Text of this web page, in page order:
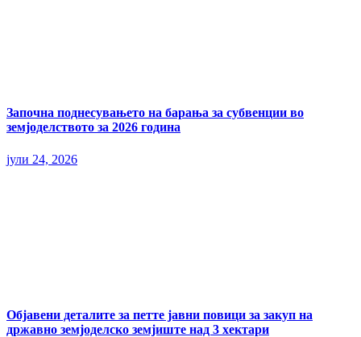
Започна поднесувањето на барања за субвенции во
земјоделството за 2026 година
јули 24, 2026
Објавени деталите за петте јавни повици за закуп на
државно земјоделско земјиште над 3 хектари